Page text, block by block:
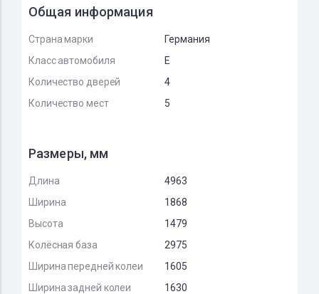
Общая информация
Страна марки
Германия
Класс автомобиля
E
Количество дверей
4
Количество мест
5
Размеры, мм
Длина
4963
Ширина
1868
Высота
1479
Колёсная база
2975
Ширина передней колеи
1605
Ширина задней колеи
1630